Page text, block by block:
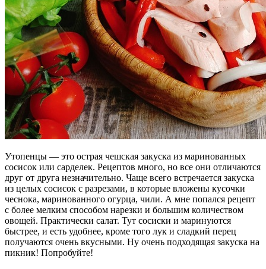
Утопенцы — это острая чешская закуска из маринованных
сосисок или сарделек. Рецептов много, но все они отличаются
друг от друга незначительно. Чаще всего встречается закуска
из целых сосисок с разрезами, в которые вложены кусочки
чеснока, маринованного огурца, чили. А мне попался рецепт
с более мелким способом нарезки и большим количеством
овощей. Практически салат. Тут сосиски и маринуются
быстрее, и есть удобнее, кроме того лук и сладкий перец
получаются очень вкусными. Ну очень подходящая закуска на
пикник! Попробуйте!